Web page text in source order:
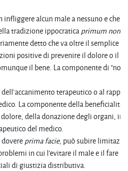
alcun male a nessuno e che
tradizione ippocraticaprimum non
detto che va oltre il semplice
positive di prevenire il dolore o il
il bene. La componente di "non-
terapeutico o al
La componente della beneficialità
della donazione degli organi, in
del medico.
prima facie, può subire
in cui l'evitare il male e il fare il
di giustizia distributiva.